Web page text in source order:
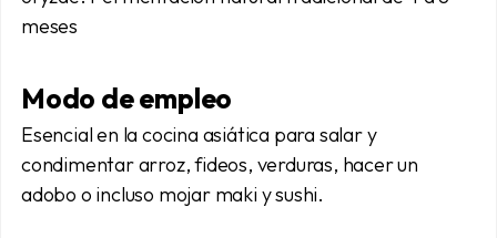
meses
Modo de empleo
Esencial en la cocina asiática para salar y
condimentar arroz, fideos, verduras, hacer un
adobo o incluso mojar maki y sushi.